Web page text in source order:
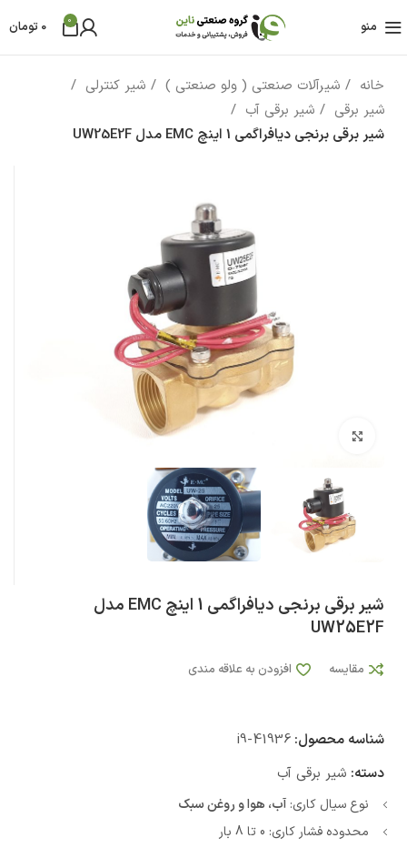
منو 0
0 تومان
خانه شیرآلات صنعتی ( ولو صنعتی )
شیر کنترلی
شیر برقی
شیر برقی آب
شیر برقی برنجی دیافراگمی 1 اینچ EMC مدل UW25E2F
شیر برقی برنجی دیافراگمی 1 اینچ EMC مدل
UW25E2F
مقایسه افزودن به علاقه مندی
شناسه محصول: i9-41936
دسته: شیر برقی آب
نوع سیال کاری: آب، هوا و روغن سبک
محدوده فشار کاری: 0 تا 8 بار